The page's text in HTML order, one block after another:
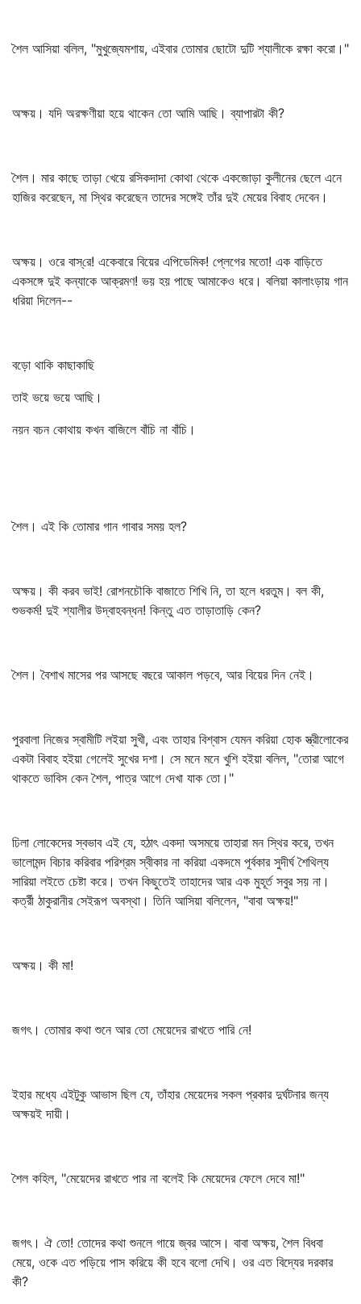
শৈল আসিয়া বলিল, "মুখুজ্যেমশায়, এইবার তোমার ছোটো দুটি শ্যালীকে রক্ষা করো।"
অক্ষয়। যদি অরক্ষণীয়া হয়ে থাকেন তো আমি আছি। ব্যাপারটা কী?
শৈল। মার কাছে তাড়া খেয়ে রসিকদাদা কোথা থেকে একজোড়া কুলীনের ছেলে এনে
হাজির করেছেন, মা স্থির করেছেন তাদের সঙ্গেই তাঁর দুই মেয়ের বিবাহ দেবেন।
অক্ষয়। ওরে বাস্‌রে! একেবারে বিয়ের এপিডেমিক! প্লেগের মতো! এক বাড়িতে
একসঙ্গে দুই কন্যাকে আক্রমণ! ভয় হয় পাছে আমাকেও ধরে। বলিয়া কালাংড়ায় গান
ধরিয়া দিলেন--
বড়ো থাকি কাছাকাছি
তাই ভয়ে ভয়ে আছি।
নয়ন বচন কোথায় কখন বাজিলে বাঁচি না বাঁচি।
শৈল। এই কি তোমার গান গাবার সময় হল?
অক্ষয়। কী করব ভাই! রোশনচৌকি বাজাতে শিখি নি, তা হলে ধরতুম। বল কী,
শুভকর্ম! দুই শ্যালীর উদ্‌বাহবন্ধন! কিন্তু এত তাড়াতাড়ি কেন?
শৈল। বৈশাখ মাসের পর আসছে বছরে আকাল পড়বে, আর বিয়ের দিন নেই।
পুরবালা নিজের স্বামীটি লইয়া সুখী, এবং তাহার বিশ্বাস যেমন করিয়া হোক স্ত্রীলোকের
একটা বিবাহ হইয়া গেলেই সুখের দশা। সে মনে মনে খুশি হইয়া বলিল, "তোরা আগে
থাকতে ভাবিস কেন শৈল, পাত্র আগে দেখা যাক তো।"
ঢিলা লোকেদের স্বভাব এই যে, হঠাৎ একদা অসময়ে তাহারা মন স্থির করে, তখন
ভালোমন্দ বিচার করিবার পরিশ্রম স্বীকার না করিয়া একদমে পূর্বকার সুদীর্ঘ শৈথিল্য
সারিয়া লইতে চেষ্টা করে। তখন কিছুতেই তাহাদের আর এক মুহূর্ত সবুর সয় না।
কর্ত্রী ঠাকুরানীর সেইরূপ অবস্থা। তিনি আসিয়া বলিলেন, "বাবা অক্ষয়!"
অক্ষয়। কী মা!
জগৎ। তোমার কথা শুনে আর তো মেয়েদের রাখতে পারি নে!
ইহার মধ্যে এইটুকু আভাস ছিল যে, তাঁহার মেয়েদের সকল প্রকার দুর্ঘটনার জন্য
অক্ষয়ই দায়ী।
শৈল কহিল, "মেয়েদের রাখতে পার না বলেই কি মেয়েদের ফেলে দেবে মা!"
জগৎ। ঐ তো! তোদের কথা শুনলে গায়ে জ্বর আসে। বাবা অক্ষয়, শৈল বিধবা
মেয়ে, ওকে এত পড়িয়ে পাস করিয়ে কী হবে বলো দেখি। ওর এত বিদ্যের দরকার
কী?